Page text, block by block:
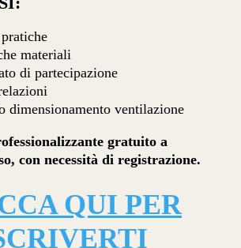
materiali
di partecipazione
dimensionamento ventilazione
gratuito a
con necessità di registrazione.
QUI PER